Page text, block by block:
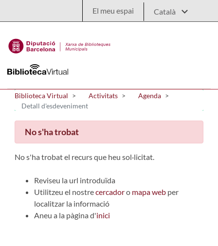
El meu espai
Biblioteca Virtual Activitats
Agenda
Detall d'esdeveniment
No s'ha trobat
No s'ha trobat el recurs que heu sol·licitat.
Reviseu la url introduïda
Utilitzeu el nostrecercadoro mapa web per
localitzar la informació
Aneu a la pàgina d'inici